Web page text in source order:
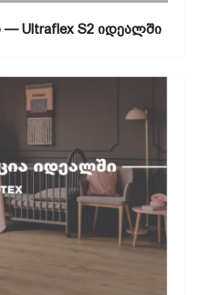
— Ultraflex S2 იდეალში